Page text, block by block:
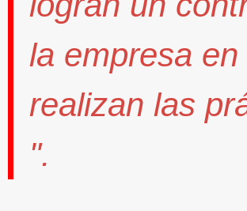
la empresa
realizan las
".